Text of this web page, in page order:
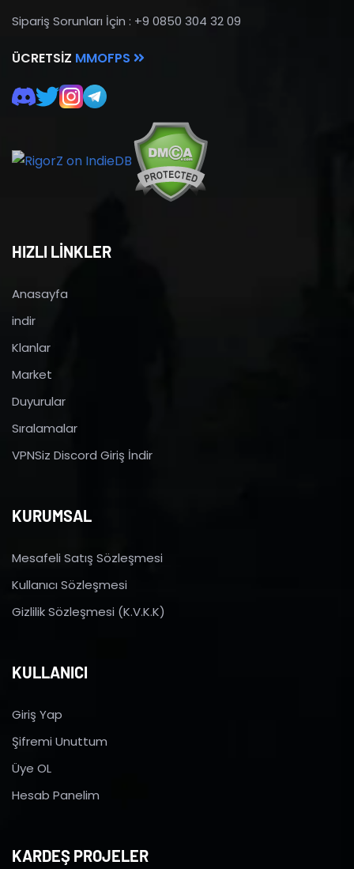
Sipariş Sorunları İçin : +9 0850 304 32 09
ÜCRETSIZ MMOFPS
HIZLI LİNKLER
Anasayfa
indir
Klanlar
Market
Duyurular
Sıralamalar
VPNSiz Discord Giriş İndir
KURUMSAL
Mesafeli Satış Sözleşmesi
Kullanıcı Sözleşmesi
Gizlilik Sözleşmesi (K.V.K.K)
KULLANICI
Giriş Yap
Şifremi Unuttum
Üye OL
Hesab Panelim
KARDEŞ PROJELER